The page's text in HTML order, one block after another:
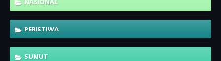
NASIONAL
PERISTIWA
SUMUT